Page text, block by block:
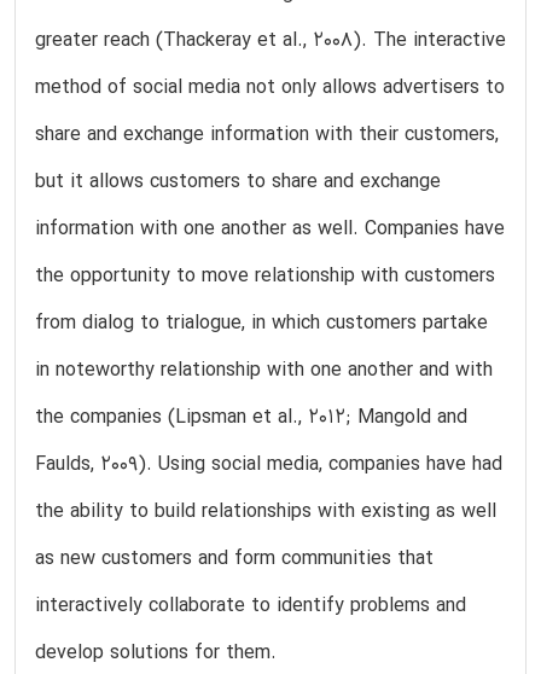
greater reach (Thackeray et al., 2008). The interactive
method of social media not only allows advertisers to
share and exchange information with their customers,
but it allows customers to share and exchange
information with one another as well. Companies have
the opportunity to move relationship with customers
from dialog to trialogue, in which customers partake
in noteworthy relationship with one another and with
the companies (Lipsman et al., 2012; Mangold and
Faulds, 2009). Using social media, companies have had
the ability to build relationships with existing as well
as new customers and form communities that
interactively collaborate to identify problems and
develop solutions for them.